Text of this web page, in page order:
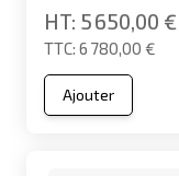
6 780,00 €
5 650,00 €
Ajouter